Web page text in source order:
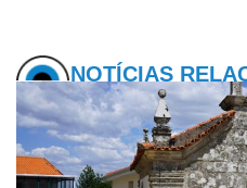
NOTÍCIAS